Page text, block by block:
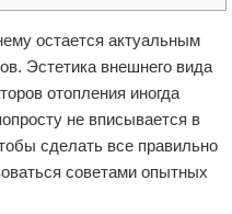
остается актуальным
Эстетика внешнего вида
отопления иногда
не вписывается в
сделать все правильно
советами опытных